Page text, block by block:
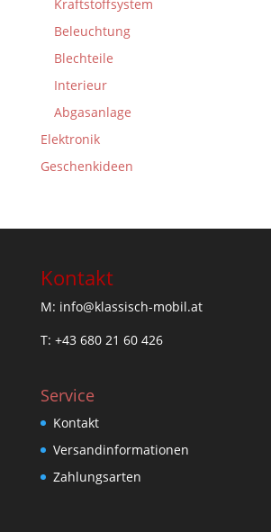
Kraftstoffsystem
Beleuchtung
Blechteile
Interieur
Abgasanlage
Elektronik
Geschenkideen
Kontakt
M: info@klassisch-mobil.at
T: +43 680 21 60 426
Service
Kontakt
Versandinformationen
Zahlungsarten